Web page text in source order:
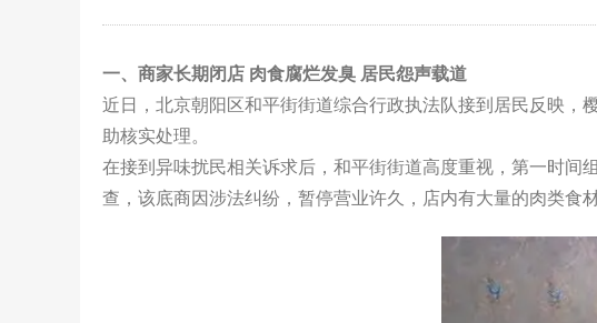
一、商家长期闭店 肉食腐烂发臭 居民怨声载道
近日，北京朝阳区和平街街道综合行政执法队接到居民反映，
助核实处理。
在接到异味扰民相关诉求后，和平街街道高度重视，第一时
查，该底商因涉法纠纷，暂停营业许久，店内有大量的肉类食